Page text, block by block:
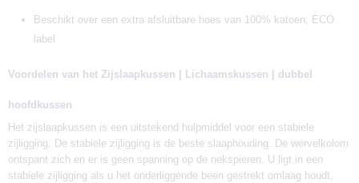
Beschikt over een extra afsluitbare hoes van 100% katoen, ECO
label
Voordelen van het Zijslaapkussen | Lichaamskussen | dubbel
hoofdkussen
Het zijslaapkussen is een uitstekend hulpmiddel voor een stabiele
zijligging. De stabiele zijligging is de beste slaaphouding. De wervelkolom
ontspant zich en er is geen spanning op de nekspieren. U ligt in een
stabiele zijligging als u het onderliggende been gestrekt omlaag houdt,